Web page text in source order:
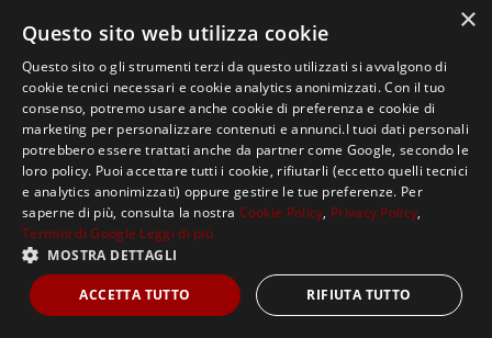
Copyright ©2021, MASTERX Tutti i diritti riservati.
×
Questo sito web utilizza cookie
Questo sito o gli strumenti terzi da questo utilizzati si avvalgono di
cookie tecnici necessari e cookie analytics anonimizzati. Con il tuo
consenso, potremo usare anche cookie di preferenza e cookie di
marketing per personalizzare contenuti e annunci.I tuoi dati personali
potrebbero essere trattati anche da partner come Google, secondo le
loro policy. Puoi accettare tutti i cookie, rifiutarli (eccetto quelli tecnici
e analytics anonimizzati) oppure gestire le tue preferenze. Per
saperne di più, consulta la nostra Cookie Policy, Privacy Policy,
Termini di Google Leggi di più
MOSTRA DETTAGLI
ACCETTA TUTTO RIFIUTA TUTTO